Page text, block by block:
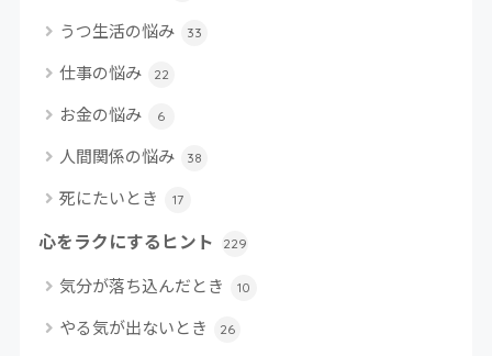
うつ生活の悩み 33
仕事の悩み 22
お金の悩み 6
人間関係の悩み 38
死にたいとき 17
心をラクにするヒント 229
気分が落ち込んだとき 10
やる気が出ないとき 26